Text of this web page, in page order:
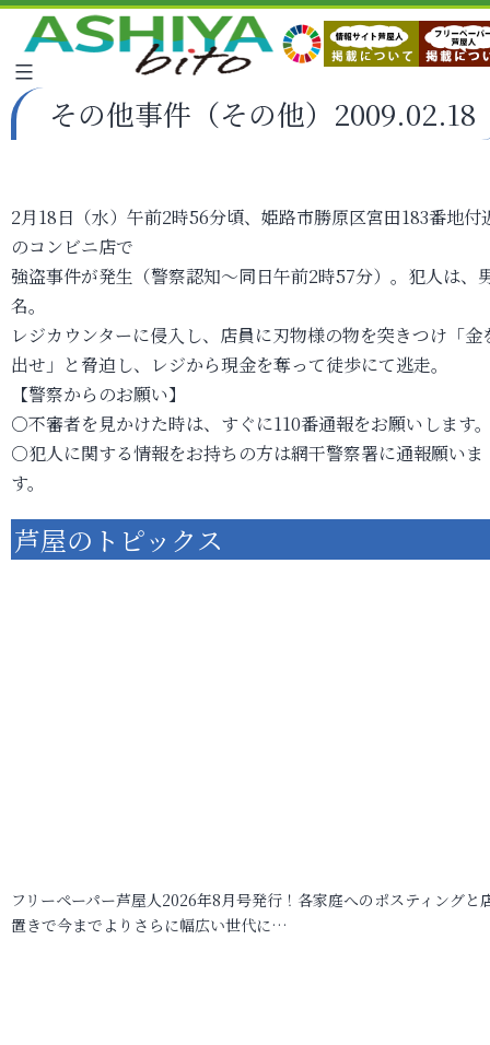
その他事件（その他）2009.02.18
2月18日（水）午前2時56分頃、姫路市勝原区宮田183番地付
のコンビニ店で
強盗事件が発生（警察認知～同日午前2時57分）。犯人は、
名。
レジカウンターに侵入し、店員に刃物様の物を突きつけ「金
出せ」と脅迫し、レジから現金を奪って徒歩にて逃走。
【警察からのお願い】
○不審者を見かけた時は、すぐに110番通報をお願いします
○犯人に関する情報をお持ちの方は網干警察署に通報願いま
す。
芦屋のトピックス
フリーペーパー芦屋人2026年8月号発行！各家庭へのポスティングと
置きで今までよりさらに幅広い世代に…